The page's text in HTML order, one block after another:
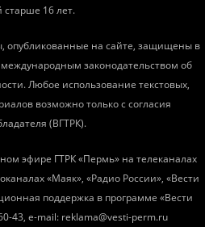
старше 16 лет.
опубликованные на сайте, защищены в
законодательством об
Любое использование текстовых,
возможно только с согласия
(ВГТРК).
эфире ГТРК «Пермь» на телеканалах
«Маяк», «Радио России», «Вести
поддержка в программе «Вести
43, e-mail: reklama@vesti-perm.ru